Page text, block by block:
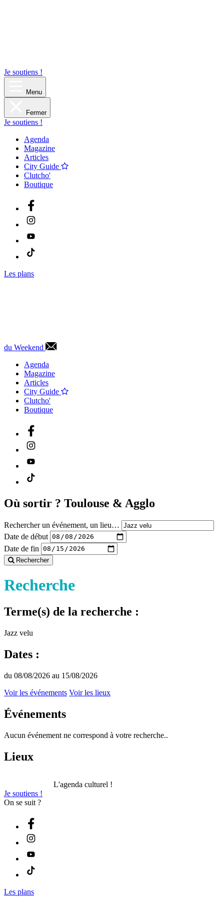
Je soutiens !
Menu
Fermer
Je soutiens !
Agenda
Magazine
Articles
City Guide
Clutcho'
Boutique
Les plans
du Weekend
Agenda
Magazine
Articles
City Guide
Clutcho'
Boutique
Où sortir ? Toulouse & Agglo
Rechercher un événement, un lieu…
Date de début
Date de fin
Rechercher
Recherche
Terme(s) de la recherche :
Jazz velu
Dates :
du 08/08/2026 au 15/08/2026
Voir les événements Voir les lieux
Événements
Aucun événement ne correspond à votre recherche..
Lieux
L'agenda culturel !
Je soutiens !
On se suit ?
Les plans